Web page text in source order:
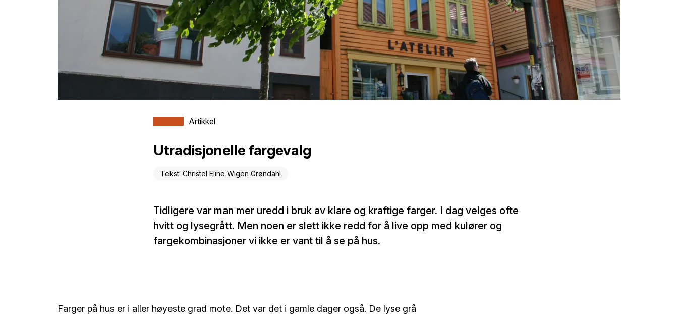
Artikkel
Utradisjonelle fargevalg
Tekst: Christel Eline Wigen Grøndahl
Tidligere var man mer uredd i bruk av klare og kraftige farger. I dag velges ofte
hvitt og lysegrått. Men noen er slett ikke redd for å live opp med kulører og
fargekombinasjoner vi ikke er vant til å se på hus.
Farger på hus er i aller høyeste grad mote. Det var det i gamle dager også. De lyse grå